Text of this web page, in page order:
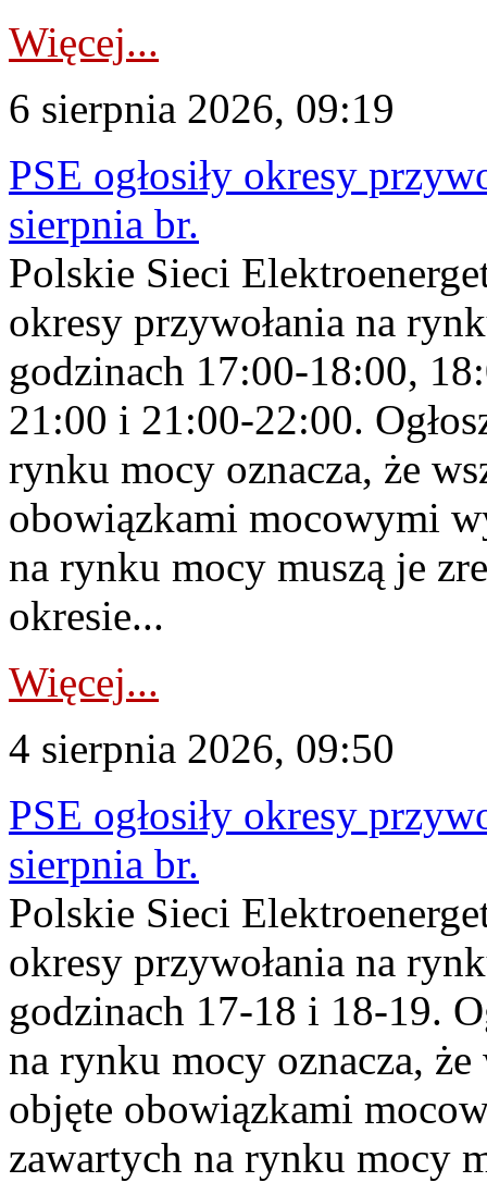
Więcej...
6 sierpnia 2026, 09:19
PSE ogłosiły okresy
sierpnia br.
Polskie Sieci
okresy przywołania na
godzinach 17:00-18:00,
21:00 i 21:00-22:00.
rynku mocy oznacza, że
obowiązkami mocowymi
na rynku mocy muszą je
okresie...
Więcej...
4 sierpnia 2026, 09:50
PSE ogłosiły okresy
sierpnia br.
Polskie Sieci
okresy przywołania na
godzinach 17-18 i 18-19.
na rynku mocy oznacza,
objęte obowiązkami
zawartych na rynku mocy